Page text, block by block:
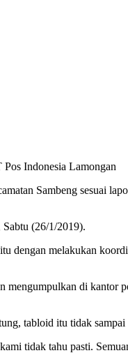
Indonesia Lamongan
Sambeng sesuai
Sabtu (26/1/2019).
dengan melakukan
di kantor
tabloid itu tidak sampai
tidak tahu pasti.